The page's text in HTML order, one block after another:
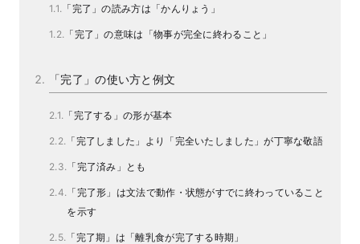
「完了」の読み方は「かんりょう」
「完了」の意味は「物事が完全に終わること」
「完了」の使い方と例文
「完了する」の形が基本
「完了しました」より「完全いたしました」が丁寧な敬語
「完了済み」とも
「完了形」は文法で動作・状態がすでに終わっていること
を示す
「完了期」は「離乳食が完了する時期」